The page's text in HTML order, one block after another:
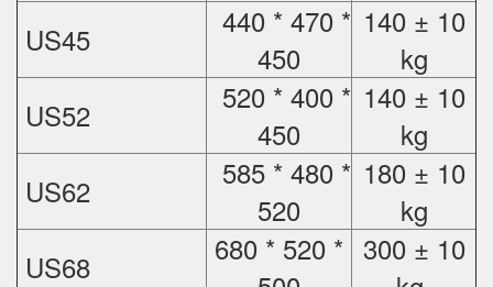
US45
440 * 470 *
450
140 ± 10
kg
US52
520 * 400 *
450
140 ± 10
kg
US62
585 * 480 *
520
180 ± 10
kg
US68
680 * 520 * 300 ± 10